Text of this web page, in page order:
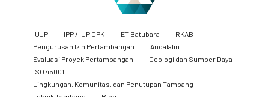
IUJP IPP / IUP OPK ET Batubara
RKAB
Pengurusan Izin Pertambangan
Andalalin
Evaluasi Proyek Pertambangan
Geologi dan Sumber Daya
ISO 45001
Lingkungan, Komunitas, dan Penutupan Tambang